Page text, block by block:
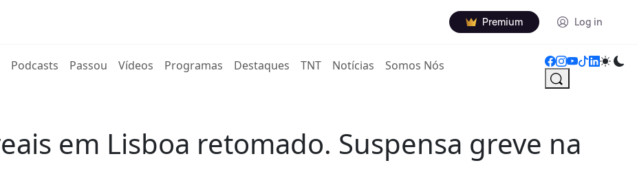
Premium Log in
(current)
Podcasts Passou Vídeos Programas Destaques TNT Notícias Somos Nós
em Lisboa retomado. Suspensa greve na